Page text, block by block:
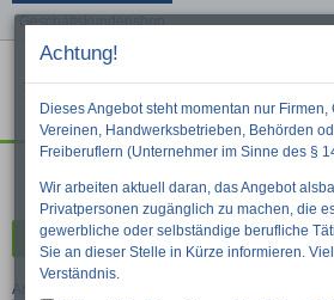
Geschäftskundenshop
Menu
Kategorien
Artikel pro Seite:
Achtung!
Dieses Angebot steht momentan nur
Vereinen, Handwerksbetrieben, Behörden
Freiberuflern (Unternehmer im Sinne des §
Wir arbeiten aktuell daran, das Angebot
Privatpersonen zugänglich zu machen, die
gewerbliche oder selbständige berufliche
Sie an dieser Stelle in Kürze informieren.
Verständnis.